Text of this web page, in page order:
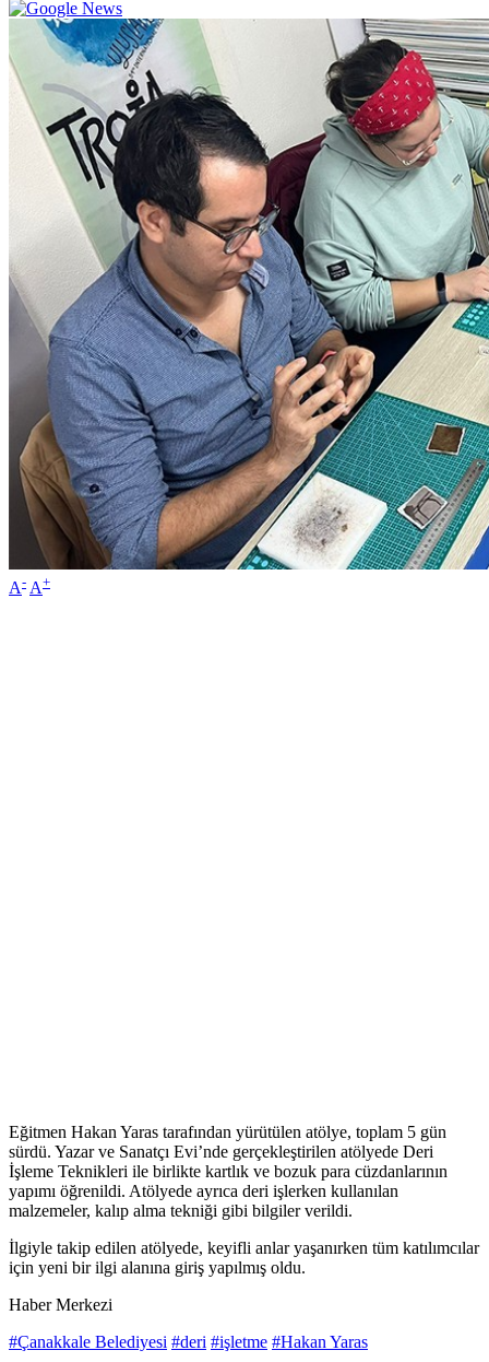
A- A+
Eğitmen Hakan Yaras tarafından yürütülen atölye, toplam 5 gün
sürdü. Yazar ve Sanatçı Evi’nde gerçekleştirilen atölyede Deri
İşleme Teknikleri ile birlikte kartlık ve bozuk para cüzdanlarının
yapımı öğrenildi. Atölyede ayrıca deri işlerken kullanılan
malzemeler, kalıp alma tekniği gibi bilgiler verildi.
İlgiyle takip edilen atölyede, keyifli anlar yaşanırken tüm katılımcılar
için yeni bir ilgi alanına giriş yapılmış oldu.
Haber Merkezi
#Çanakkale Belediyesi #deri #işletme #Hakan Yaras